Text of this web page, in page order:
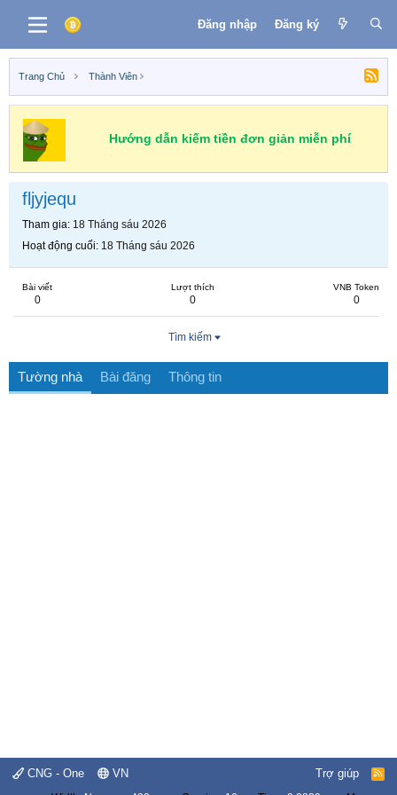
Đăng nhập Đăng ký
Trang Chủ Thành Viên
Hướng dẫn kiếm tiền đơn giản miễn phí
fljyjequ
Tham gia 18 Tháng sáu 2026
Hoạt động cuối 18 Tháng sáu 2026
Bài viết
0
Lượt thích
0
VNB Token
0
Tìm kiếm
Tường nhà Bài đăng Thông tin
CNG - One VN Trợ giúp
R